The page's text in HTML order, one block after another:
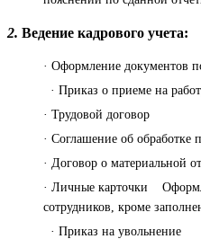
2. Ведение кадрового учета:
· Оформление документов
· Приказ о приеме на
· Трудовой договор
· Соглашение об обработке
· Договор о материальной
· Личные карточки
сотрудников, кроме
· Приказ на увольнение